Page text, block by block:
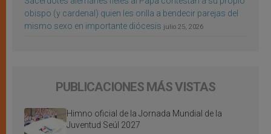
obispo (y cardenal) quien les orilla a bendecir parejas del
mismo sexo en importante diócesis julio 25, 2026
PUBLICACIONES MÁS VISTAS
Himno oficial de la Jornada Mundial de la
Juventud Seúl 2027